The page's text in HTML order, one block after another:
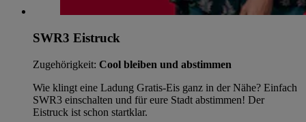
SWR3 Eistruck
Zugehörigkeit: Cool bleiben und abstimmen
Wie klingt eine Ladung Gratis-Eis ganz in der Nähe? Einfach
SWR3 einschalten und für eure Stadt abstimmen! Der
Eistruck ist schon startklar.